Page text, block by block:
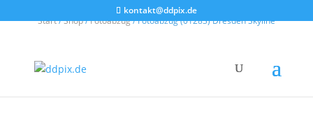
kontakt@ddpix.de
Start/Shop/Fotoabzug/ Fotoabzug (01283) Dresden Skyline